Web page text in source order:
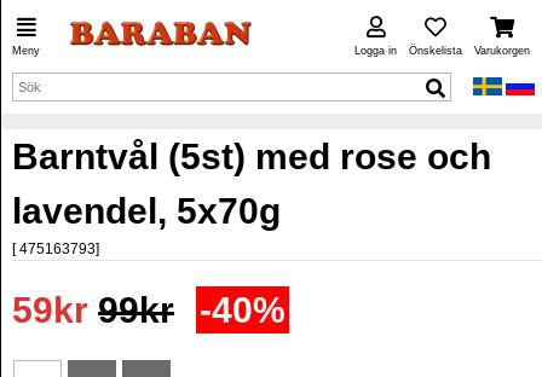
Meny Logga in Önskelista Varukorgen
Barntvål (5st) med rose och
lavendel, 5x70g
[ 475163793]
59kr 99kr -40%